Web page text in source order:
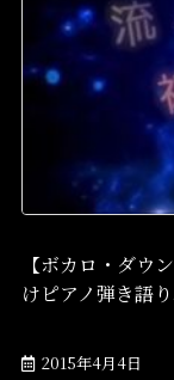
【ボカロ・ダウ
けピアノ弾き語
2015年4月4日